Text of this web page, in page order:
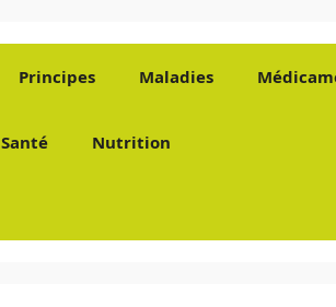
Principes Maladies
Santé Nutrition